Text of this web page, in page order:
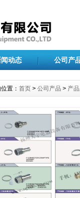
闻动态 公司产
置： 首页 > 公司产品 > 产